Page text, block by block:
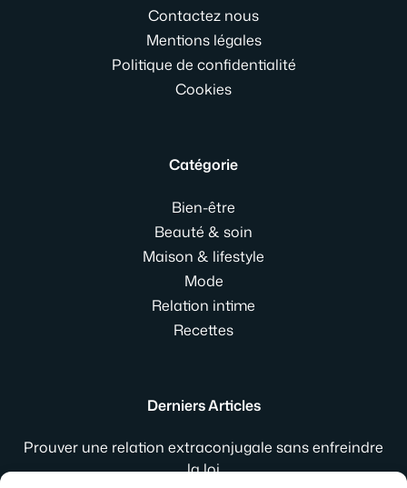
Contactez nous
Mentions légales
Politique de confidentialité
Cookies
Catégorie
Bien-être
Beauté & soin
Maison & lifestyle
Mode
Relation intime
Recettes
Derniers Articles
Prouver une relation extraconjugale sans enfreindre
la loi